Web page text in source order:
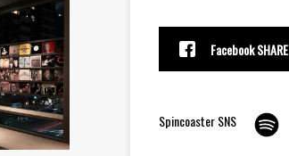
Facebook SHARE
Spincoaster SNS